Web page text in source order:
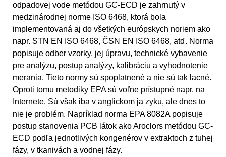
odpadovej vode metódou GC-ECD je zahrnutý v
medzinárodnej norme ISO 6468, ktorá bola
implementovaná aj do všetkých európskych noriem ako
napr. STN EN ISO 6468, ČSN EN ISO 6468, atď. Norma
popisuje odber vzorky, jej úpravu, technické vybavenie
pre analýzu, postup analýzy, kalibráciu a vyhodnotenie
merania. Tieto normy sú spoplatnené a nie sú tak lacné.
Oproti tomu metodiky EPA sú voľne prístupné napr. na
Internete. Sú však iba v anglickom ja zyku, ale dnes to
nie je problém. Napríklad norma EPA 8082A popisuje
postup stanovenia PCB látok ako Aroclors metódou GC-
ECD podľa jednotlivých kongenérov v extraktoch z tuhej
fázy, v tkanivách a vodnej fázy.